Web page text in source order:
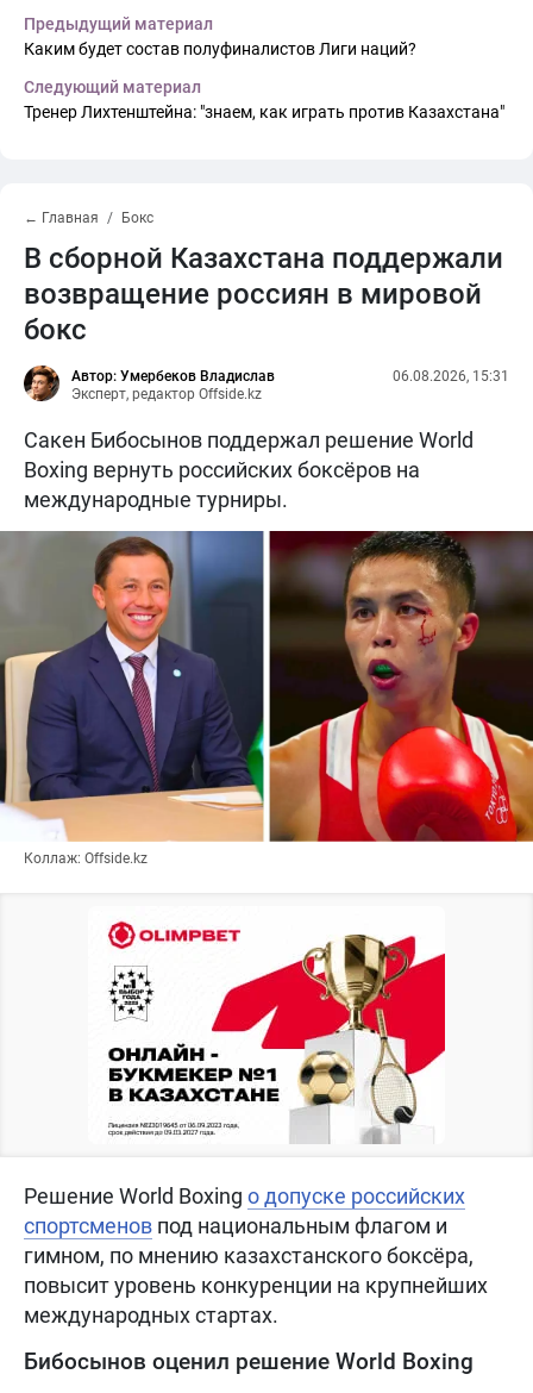
Предыдущий материал
Каким будет состав полуфиналистов Лиги наций?
Следующий материал
Тренер Лихтенштейна: "знаем, как играть против Казахстана"
← Главная Бокс
В сборной Казахстана поддержали
возвращение россиян в мировой
бокс
Автор: Умербеков Владислав
Эксперт, редактор Offside.kz
06.08.2026, 15:31
Сакен Бибосынов поддержал решение World
Boxing вернуть российских боксёров на
международные турниры.
Коллаж: Offside.kz
Решение World Boxing о допуске российских
спортсменов под национальным флагом и
гимном, по мнению казахстанского боксёра,
повысит уровень конкуренции на крупнейших
международных стартах.
Бибосынов оценил решение World Boxing